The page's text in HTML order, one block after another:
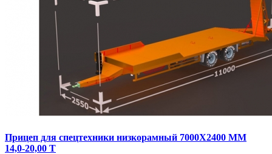
Прицеп для спецтехники низкорамный 7000Х2400 ММ
14,0-20,00 Т